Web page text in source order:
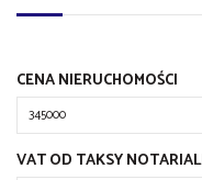
CENA NIERUCHOMOŚCI
VAT OD TAKSY